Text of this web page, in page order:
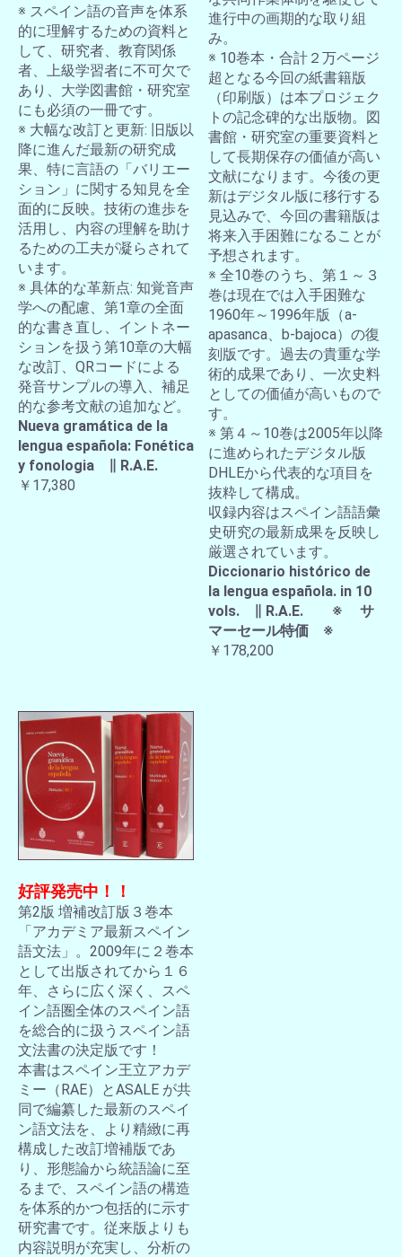
※ スペイン語の音声を体系
的に理解するための資料と
して、研究者、教育関係
者、上級学習者に不可欠で
あり、大学図書館・研究室
にも必須の一冊です。
※ 大幅な改訂と更新: 旧版以
降に進んだ最新の研究成
果、特に言語の「バリエー
ション」に関する知見を全
面的に反映。技術の進歩を
活用し、内容の理解を助け
るための工夫が凝らされて
います。
※ 具体的な革新点: 知覚音声
学への配慮、第1章の全面
的な書き直し、イントネー
ションを扱う第10章の大幅
な改訂、QRコードによる
発音サンプルの導入、補足
的な参考文献の追加など。
Nueva gramática de la
lengua española: Fonética
y fonologia ∥ R.A.E.
￥17,380
進行中の画期的な取り組
み。
※ 10巻本・合計２万ページ
超となる今回の紙書籍版
（印刷版）は本プロジェク
トの記念碑的な出版物。図
書館・研究室の重要資料と
して長期保存の価値が高い
文献になります。今後の更
新はデジタル版に移行する
見込みで、今回の書籍版は
将来入手困難になることが
予想されます。
※ 全10巻のうち、第１～３
巻は現在では入手困難な
1960年～1996年版（a-
apasanca、b-bajoca）の復
刻版です。過去の貴重な学
術的成果であり、一次史料
としての価値が高いもので
す。
※ 第４～10巻は2005年以降
に進められたデジタル版
DHLEから代表的な項目を
抜粋して構成。
収録内容はスペイン語語彙
史研究の最新成果を反映し
厳選されています。
Diccionario histórico de
la lengua española. in 10
vols. ∥ R.A.E. ※ サ
マーセール特価 ※
￥178,200
好評発売中！！
第2版 増補改訂版３巻本
「アカデミア最新スペイン
語文法」。2009年に２巻本
として出版されてから１６
年、さらに広く深く、スペ
イン語圏全体のスペイン語
を総合的に扱うスペイン語
文法書の決定版です！
本書はスペイン王立アカデ
ミー（RAE）とASALE が共
同で編纂した最新のスペイ
ン語文法を、より精緻に再
構成した改訂増補版であ
り、形態論から統語論に至
るまで、スペイン語の構造
を体系的かつ包括的に示す
研究書です。従来版よりも
内容説明が充実し、分析の